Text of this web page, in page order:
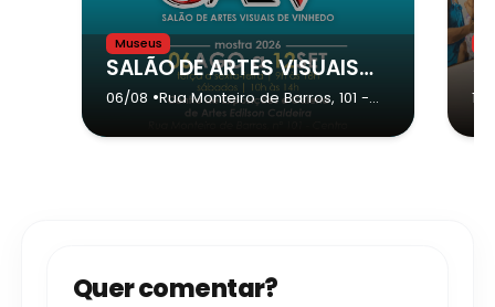
Museus
SALÃO DE ARTES VISUAIS DE VINHEDO
06/08 •Rua Monteiro de Barros, 101 -
Vinhedo
Quer comentar?